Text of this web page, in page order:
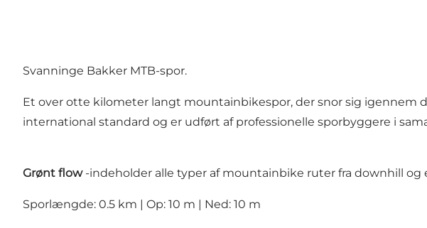
Svanninge Bakker MTB-spor.
Et over otte kilometer langt mountainbikespor, der snor sig igennem
international standard og er udført af professionelle sporbyggere i
Grønt flow-indeholder alle typer af mountainbike ruter fra downhill
Sporlængde: 0.5 km | Op: 10 m | Ned: 10 m